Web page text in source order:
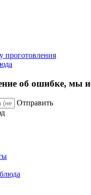
проготовления
об ошибке, мы
Отправить